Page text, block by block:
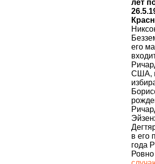
лет
его
США,
в его
года